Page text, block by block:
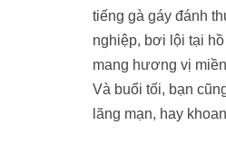
tiếng gà gáy đánh
nghiệp, bơi lội tại
mang hương vị
Và buổi tối, bạn
lãng mạn, hay